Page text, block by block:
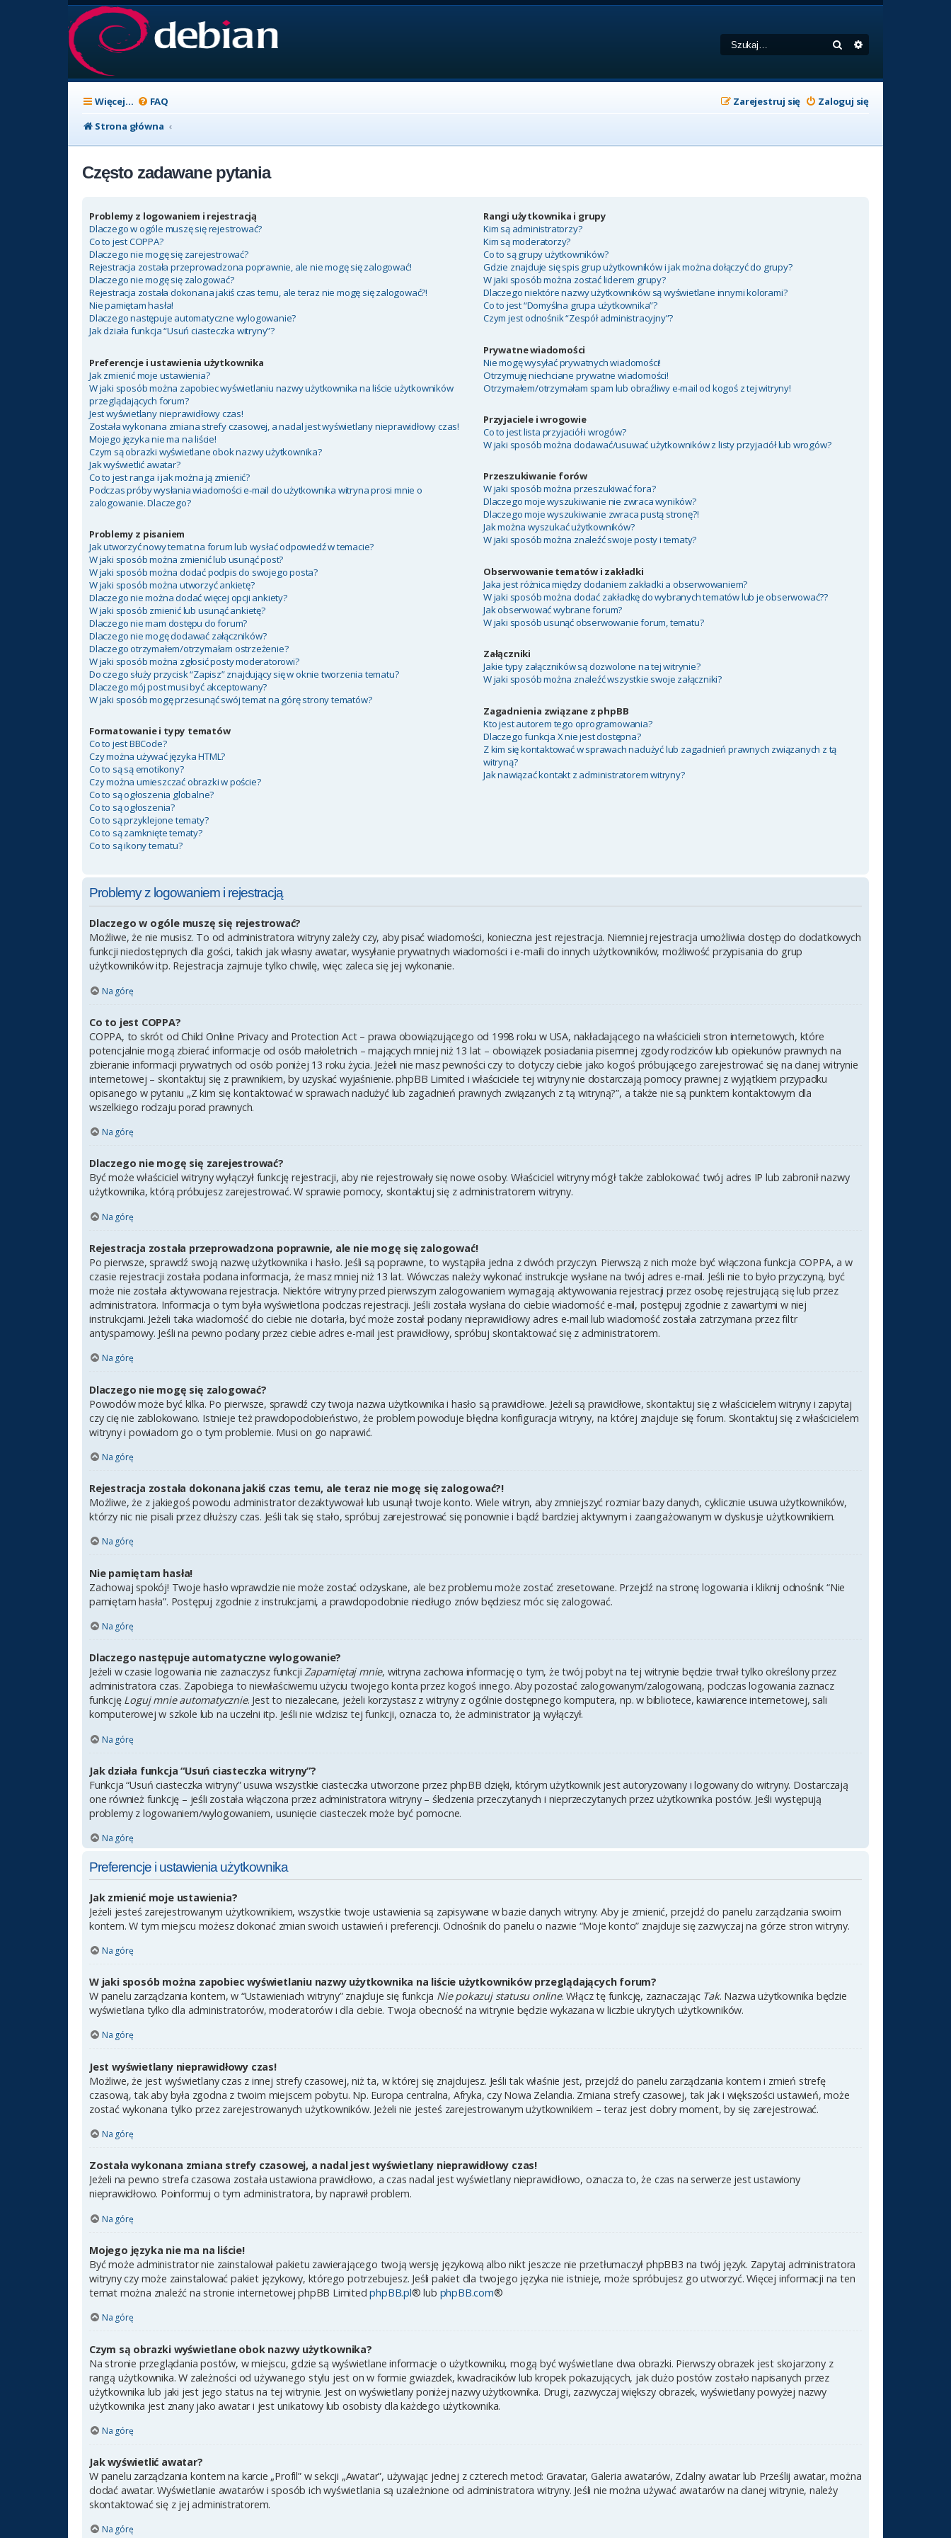
Szukaj
Więcej… FAQ Zaloguj się
Zarejestruj się
Strona główna
Często zadawane pytania
Problemy z logowaniem i rejestracją
Dlaczego w ogóle muszę się rejestrować?
Co to jest COPPA?
Dlaczego nie mogę się zarejestrować?
Rejestracja została przeprowadzona poprawnie, ale nie mogę się zalogować!
Dlaczego nie mogę się zalogować?
Rejestracja została dokonana jakiś czas temu, ale teraz nie mogę się zalogować?!
Nie pamiętam hasła!
Dlaczego następuje automatyczne wylogowanie?
Jak działa funkcja “Usuń ciasteczka witryny”?
Preferencje i ustawienia użytkownika
Jak zmienić moje ustawienia?
W jaki sposób można zapobiec wyświetlaniu nazwy użytkownika na liście użytkowników
przeglądających forum?
Jest wyświetlany nieprawidłowy czas!
Została wykonana zmiana strefy czasowej, a nadal jest wyświetlany nieprawidłowy czas!
Mojego języka nie ma na liście!
Czym są obrazki wyświetlane obok nazwy użytkownika?
Jak wyświetlić awatar?
Co to jest ranga i jak można ją zmienić?
Podczas próby wysłania wiadomości e-mail do użytkownika witryna prosi mnie o
zalogowanie. Dlaczego?
Problemy z pisaniem
Jak utworzyć nowy temat na forum lub wysłać odpowiedź w temacie?
W jaki sposób można zmienić lub usunąć post?
W jaki sposób można dodać podpis do swojego posta?
W jaki sposób można utworzyć ankietę?
Dlaczego nie można dodać więcej opcji ankiety?
W jaki sposób zmienić lub usunąć ankietę?
Dlaczego nie mam dostępu do forum?
Dlaczego nie mogę dodawać załączników?
Dlaczego otrzymałem/otrzymałam ostrzeżenie?
W jaki sposób można zgłosić posty moderatorowi?
Do czego służy przycisk “Zapisz” znajdujący się w oknie tworzenia tematu?
Dlaczego mój post musi być akceptowany?
W jaki sposób mogę przesunąć swój temat na górę strony tematów?
Formatowanie i typy tematów
Co to jest BBCode?
Czy można używać języka HTML?
Co to są są emotikony?
Czy można umieszczać obrazki w poście?
Co to są ogłoszenia globalne?
Co to są ogłoszenia?
Co to są przyklejone tematy?
Co to są zamknięte tematy?
Co to są ikony tematu?
Rangi użytkownika i grupy
Kim są administratorzy?
Kim są moderatorzy?
Co to są grupy użytkowników?
Gdzie znajduje się spis grup użytkowników i jak można dołączyć do grupy?
W jaki sposób można zostać liderem grupy?
Dlaczego niektóre nazwy użytkowników są wyświetlane innymi kolorami?
Co to jest “Domyślna grupa użytkownika”?
Czym jest odnośnik “Zespół administracyjny”?
Prywatne wiadomości
Nie mogę wysyłać prywatnych wiadomości!
Otrzymuję niechciane prywatne wiadomości!
Otrzymałem/otrzymałam spam lub obraźliwy e-mail od kogoś z tej witryny!
Przyjaciele i wrogowie
Co to jest lista przyjaciół i wrogów?
W jaki sposób można dodawać/usuwać użytkowników z listy przyjaciół lub wrogów?
Przeszukiwanie forów
W jaki sposób można przeszukiwać fora?
Dlaczego moje wyszukiwanie nie zwraca wyników?
Dlaczego moje wyszukiwanie zwraca pustą stronę?!
Jak można wyszukać użytkowników?
W jaki sposób można znaleźć swoje posty i tematy?
Obserwowanie tematów i zakładki
Jaka jest różnica między dodaniem zakładki a obserwowaniem?
W jaki sposób można dodać zakładkę do wybranych tematów lub je obserwować??
Jak obserwować wybrane forum?
W jaki sposób usunąć obserwowanie forum, tematu?
Załączniki
Jakie typy załączników są dozwolone na tej witrynie?
W jaki sposób można znaleźć wszystkie swoje załączniki?
Zagadnienia związane z phpBB
Kto jest autorem tego oprogramowania?
Dlaczego funkcja X nie jest dostępna?
Z kim się kontaktować w sprawach nadużyć lub zagadnień prawnych związanych z tą
witryną?
Jak nawiązać kontakt z administratorem witryny?
Problemy z logowaniem i rejestracją
Dlaczego w ogóle muszę się rejestrować?
Możliwe, że nie musisz. To od administratora witryny zależy czy, aby pisać wiadomości, konieczna jest rejestracja. Niemniej rejestracja umożliwia dostęp do dodatkowych
funkcji niedostępnych dla gości, takich jak własny awatar, wysyłanie prywatnych wiadomości i e-maili do innych użytkowników, możliwość przypisania do grup
użytkowników itp. Rejestracja zajmuje tylko chwilę, więc zaleca się jej wykonanie.
Na górę
Co to jest COPPA?
COPPA, to skrót od Child Online Privacy and Protection Act – prawa obowiązującego od 1998 roku w USA, nakładającego na właścicieli stron internetowych, które
potencjalnie mogą zbierać informacje od osób małoletnich – mających mniej niż 13 lat – obowiązek posiadania pisemnej zgody rodziców lub opiekunów prawnych na
zbieranie informacji prywatnych od osób poniżej 13 roku życia. Jeżeli nie masz pewności czy to dotyczy ciebie jako kogoś próbującego zarejestrować się na danej witrynie
internetowej – skontaktuj się z prawnikiem, by uzyskać wyjaśnienie. phpBB Limited i właściciele tej witryny nie dostarczają pomocy prawnej z wyjątkiem przypadku
opisanego w pytaniu „Z kim się kontaktować w sprawach nadużyć lub zagadnień prawnych związanych z tą witryną?”, a także nie są punktem kontaktowym dla
wszelkiego rodzaju porad prawnych.
Na górę
Dlaczego nie mogę się zarejestrować?
Być może właściciel witryny wyłączył funkcję rejestracji, aby nie rejestrowały się nowe osoby. Właściciel witryny mógł także zablokować twój adres IP lub zabronił nazwy
użytkownika, którą próbujesz zarejestrować. W sprawie pomocy, skontaktuj się z administratorem witryny.
Na górę
Rejestracja została przeprowadzona poprawnie, ale nie mogę się zalogować!
Po pierwsze, sprawdź swoją nazwę użytkownika i hasło. Jeśli są poprawne, to wystąpiła jedna z dwóch przyczyn. Pierwszą z nich może być włączona funkcja COPPA, a w
czasie rejestracji została podana informacja, że masz mniej niż 13 lat. Wówczas należy wykonać instrukcje wysłane na twój adres e-mail. Jeśli nie to było przyczyną, być
może nie została aktywowana rejestracja. Niektóre witryny przed pierwszym zalogowaniem wymagają aktywowania rejestracji przez osobę rejestrującą się lub przez
administratora. Informacja o tym była wyświetlona podczas rejestracji. Jeśli została wysłana do ciebie wiadomość e-mail, postępuj zgodnie z zawartymi w niej
instrukcjami. Jeżeli taka wiadomość do ciebie nie dotarła, być może został podany nieprawidłowy adres e-mail lub wiadomość została zatrzymana przez filtr
antyspamowy. Jeśli na pewno podany przez ciebie adres e-mail jest prawidłowy, spróbuj skontaktować się z administratorem.
Na górę
Dlaczego nie mogę się zalogować?
Powodów może być kilka. Po pierwsze, sprawdź czy twoja nazwa użytkownika i hasło są prawidłowe. Jeżeli są prawidłowe, skontaktuj się z właścicielem witryny i zapytaj
czy cię nie zablokowano. Istnieje też prawdopodobieństwo, że problem powoduje błędna konfiguracja witryny, na której znajduje się forum. Skontaktuj się z właścicielem
witryny i powiadom go o tym problemie. Musi on go naprawić.
Na górę
Rejestracja została dokonana jakiś czas temu, ale teraz nie mogę się zalogować?!
Możliwe, że z jakiegoś powodu administrator dezaktywował lub usunął twoje konto. Wiele witryn, aby zmniejszyć rozmiar bazy danych, cyklicznie usuwa użytkowników,
którzy nic nie pisali przez dłuższy czas. Jeśli tak się stało, spróbuj zarejestrować się ponownie i bądź bardziej aktywnym i zaangażowanym w dyskusje użytkownikiem.
Na górę
Nie pamiętam hasła!
Zachowaj spokój! Twoje hasło wprawdzie nie może zostać odzyskane, ale bez problemu może zostać zresetowane. Przejdź na stronę logowania i kliknij odnośnik “Nie
pamiętam hasła”. Postępuj zgodnie z instrukcjami, a prawdopodobnie niedługo znów będziesz móc się zalogować.
Na górę
Dlaczego następuje automatyczne wylogowanie?
Jeżeli w czasie logowania nie zaznaczysz funkcjiZapamiętaj mnie, witryna zachowa informację o tym, że twój pobyt na tej witrynie będzie trwał tylko określony przez
administratora czas. Zapobiega to niewłaściwemu użyciu twojego konta przez kogoś innego. Aby pozostać zalogowanym/zalogowaną, podczas logowania zaznacz
funkcję Loguj mnie automatycznie. Jest to niezalecane, jeżeli korzystasz z witryny z ogólnie dostępnego komputera, np. w bibliotece, kawiarence internetowej, sali
komputerowej w szkole lub na uczelni itp. Jeśli nie widzisz tej funkcji, oznacza to, że administrator ją wyłączył.
Na górę
Jak działa funkcja “Usuń ciasteczka witryny”?
Funkcja “Usuń ciasteczka witryny” usuwa wszystkie ciasteczka utworzone przez phpBB dzięki, którym użytkownik jest autoryzowany i logowany do witryny. Dostarczają
one również funkcję – jeśli została włączona przez administratora witryny – śledzenia przeczytanych i nieprzeczytanych przez użytkownika postów. Jeśli występują
problemy z logowaniem/wylogowaniem, usunięcie ciasteczek może być pomocne.
Na górę
Preferencje i ustawienia użytkownika
Jak zmienić moje ustawienia?
Jeżeli jesteś zarejestrowanym użytkownikiem, wszystkie twoje ustawienia są zapisywane w bazie danych witryny. Aby je zmienić, przejdź do panelu zarządzania swoim
kontem. W tym miejscu możesz dokonać zmian swoich ustawień i preferencji. Odnośnik do panelu o nazwie “Moje konto” znajduje się zazwyczaj na górze stron witryny.
Na górę
W jaki sposób można zapobiec wyświetlaniu nazwy użytkownika na liście użytkowników przeglądających forum?
W panelu zarządzania kontem, w “Ustawieniach witryny” znajduje się funkcja Nie pokazuj statusu online. Włącz tę funkcję, zaznaczając Tak. Nazwa użytkownika będzie
wyświetlana tylko dla administratorów, moderatorów i dla ciebie. Twoja obecność na witrynie będzie wykazana w liczbie ukrytych użytkowników.
Na górę
Jest wyświetlany nieprawidłowy czas!
Możliwe, że jest wyświetlany czas z innej strefy czasowej, niż ta, w której się znajdujesz. Jeśli tak właśnie jest, przejdź do panelu zarządzania kontem i zmień strefę
czasową, tak aby była zgodna z twoim miejscem pobytu. Np. Europa centralna, Afryka, czy Nowa Zelandia. Zmiana strefy czasowej, tak jak i większości ustawień, może
zostać wykonana tylko przez zarejestrowanych użytkowników. Jeżeli nie jesteś zarejestrowanym użytkownikiem – teraz jest dobry moment, by się zarejestrować.
Na górę
Została wykonana zmiana strefy czasowej, a nadal jest wyświetlany nieprawidłowy czas!
Jeżeli na pewno strefa czasowa została ustawiona prawidłowo, a czas nadal jest wyświetlany nieprawidłowo, oznacza to, że czas na serwerze jest ustawiony
nieprawidłowo. Poinformuj o tym administratora, by naprawił problem.
Na górę
Mojego języka nie ma na liście!
Być może administrator nie zainstalował pakietu zawierającego twoją wersję językową albo nikt jeszcze nie przetłumaczył phpBB3 na twój język. Zapytaj administratora
witryny czy może zainstalować pakiet językowy, którego potrzebujesz. Jeśli pakiet dla twojego języka nie istnieje, może spróbujesz go utworzyć. Więcej informacji na ten
temat można znaleźć na stronie internetowej phpBB LimitedphpBB.pl® lub phpBB.com®
Na górę
Czym są obrazki wyświetlane obok nazwy użytkownika?
Na stronie przeglądania postów, w miejscu, gdzie są wyświetlane informacje o użytkowniku, mogą być wyświetlane dwa obrazki. Pierwszy obrazek jest skojarzony z
rangą użytkownika. W zależności od używanego stylu jest on w formie gwiazdek, kwadracików lub kropek pokazujących, jak dużo postów zostało napisanych przez
użytkownika lub jaki jest jego status na tej witrynie. Jest on wyświetlany poniżej nazwy użytkownika. Drugi, zazwyczaj większy obrazek, wyświetlany powyżej nazwy
użytkownika jest znany jako awatar i jest unikatowy lub osobisty dla każdego użytkownika.
Na górę
Jak wyświetlić awatar?
W panelu zarządzania kontem na karcie „Profil” w sekcji „Awatar”, używając jednej z czterech metod: Gravatar, Galeria awatarów, Zdalny awatar lub Prześlij awatar, można
dodać awatar. Wyświetlanie awatarów i sposób ich wyświetlania są uzależnione od administratora witryny. Jeśli nie można używać awatarów na danej witrynie, należy
skontaktować się z jej administratorem.
Na górę